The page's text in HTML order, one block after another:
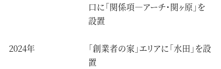
口に「関係項―アーチ・関ヶ原」を
設置
2024年
「創業者の家」エリアに「水田」を設
置